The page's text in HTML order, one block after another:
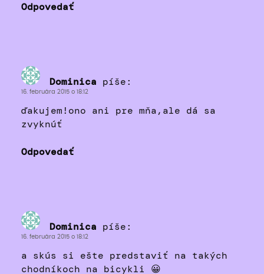
Odpovedať
Dominica píše:
16. februára 2015 o 18:12
ďakujem!ono ani pre mňa,ale dá sa
zvyknúť
Odpovedať
Dominica píše:
16. februára 2015 o 18:12
a skús si ešte predstaviť na takých
chodníkoch na bicykli 😀